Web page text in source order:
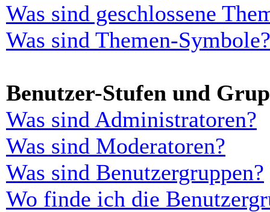
Was sind geschlossene
Was sind Themen-Symbole?
Benutzer-Stufen und
Was sind Administratoren?
Was sind Moderatoren?
Was sind Benutzergruppen?
Wo finde ich die